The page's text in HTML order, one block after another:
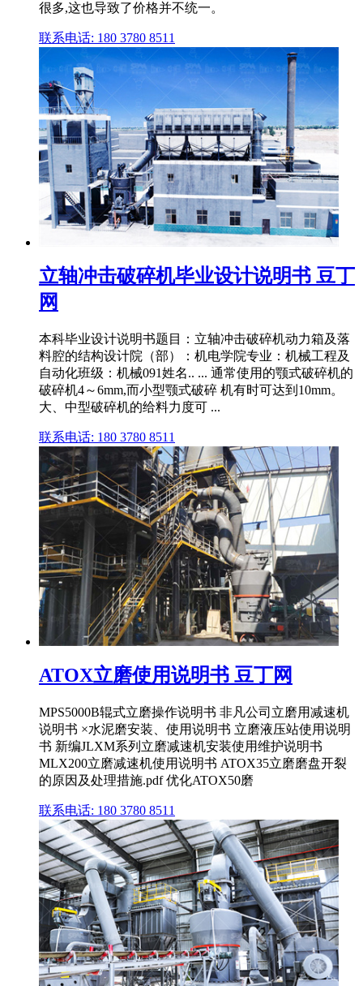
很多,这也导致了价格并不统一。
联系电话: 180 3780 8511
立轴冲击破碎机毕业设计说明书 豆丁
网
本科毕业设计说明书题目：立轴冲击破碎机动力箱及落
料腔的结构设计院（部）：机电学院专业：机械工程及
自动化班级：机械091姓名.. ... 通常使用的颚式破碎机的
破碎机4～6mm,而小型颚式破碎 机有时可达到10mm。
大、中型破碎机的给料力度可 ...
联系电话: 180 3780 8511
ATOX立磨使用说明书 豆丁网
MPS5000B辊式立磨操作说明书 非凡公司立磨用减速机
说明书 ×水泥磨安装、使用说明书 立磨液压站使用说明
书 新编JLXM系列立磨减速机安装使用维护说明书
MLX200立磨减速机使用说明书 ATOX35立磨磨盘开裂
的原因及处理措施.pdf 优化ATOX50磨
联系电话: 180 3780 8511